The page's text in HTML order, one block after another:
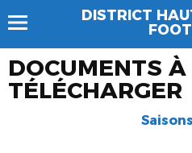
DISTRICT
DOCUMENTS À
TÉLÉCHARGER
Saisons